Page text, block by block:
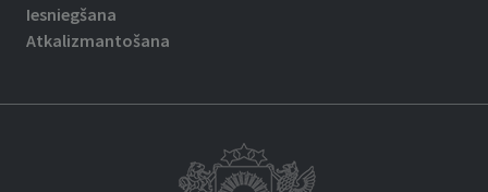
Iesniegšana
Atkalizmantošana